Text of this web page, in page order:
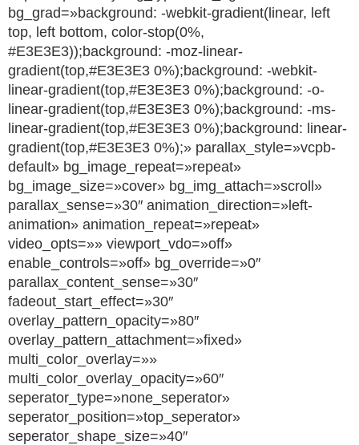
bg_grad=»background: -webkit-gradient(linear, left
top, left bottom, color-stop(0%,
#E3E3E3));background: -moz-linear-
gradient(top,#E3E3E3 0%);background: -webkit-
linear-gradient(top,#E3E3E3 0%);background: -o-
linear-gradient(top,#E3E3E3 0%);background: -ms-
linear-gradient(top,#E3E3E3 0%);background: linear-
gradient(top,#E3E3E3 0%);» parallax_style=»vcpb-
default» bg_image_repeat=»repeat»
bg_image_size=»cover» bg_img_attach=»scroll»
parallax_sense=»30″ animation_direction=»left-
animation» animation_repeat=»repeat»
video_opts=»» viewport_vdo=»off»
enable_controls=»off» bg_override=»0″
parallax_content_sense=»30″
fadeout_start_effect=»30″
overlay_pattern_opacity=»80″
overlay_pattern_attachment=»fixed»
multi_color_overlay=»»
multi_color_overlay_opacity=»60″
seperator_type=»none_seperator»
seperator_position=»top_seperator»
seperator_shape_size=»40″